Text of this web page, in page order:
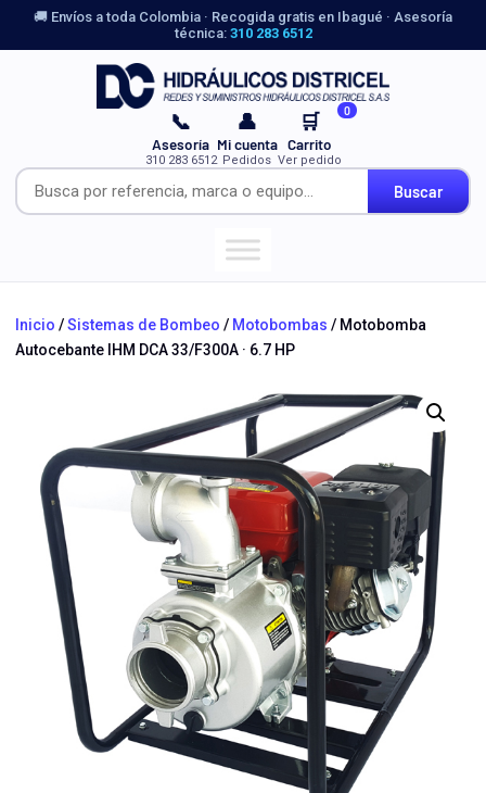
🚚 Envíos a toda Colombia · Recogida gratis en Ibagué · Asesoría
técnica: 310 283 6512
Buscar
📞
Asesoría
310 283 6512
👤
Mi cuenta
Pedidos
🛒 0
Carrito
Ver pedido
Inicio /Sistemas de Bombeo / Motobombas / Motobomba
Autocebante IHM DCA 33/F300A · 6.7 HP